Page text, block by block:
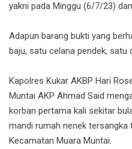
yakni pada Minggu (6/7/23)
Adapun barang bukti yang
baju, satu celana pendek, satu
Kapolres Kukar AKBP Hari
Muntai AKP Ahmad Said
korban pertama kali sekitar
mandi rumah nenek tersangka
Kecamatan Muara Muntai.